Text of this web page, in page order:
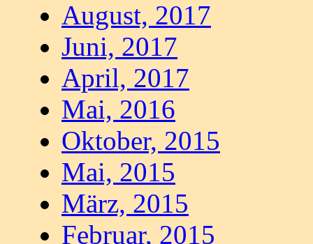
August, 2017
Juni, 2017
April, 2017
Mai, 2016
Oktober, 2015
Mai, 2015
März, 2015
Februar, 2015